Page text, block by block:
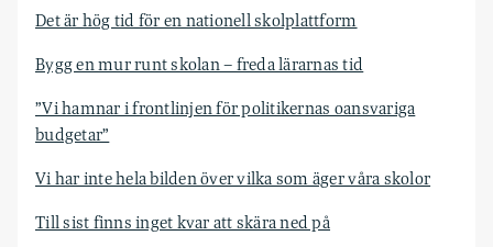
Det är hög tid för en nationell skolplattform
Bygg en mur runt skolan – freda lärarnas tid
”Vi hamnar i frontlinjen för politikernas oansvariga
budgetar”
Vi har inte hela bilden över vilka som äger våra skolor
Till sist finns inget kvar att skära ned på